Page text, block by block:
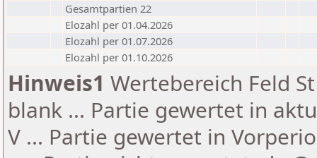
Gesamtpartien 22
Elozahl per 01.04.2026
Elozahl per 01.07.2026
Elozahl per 01.10.2026
Hinweis1 Wertebereich Feld
blank ... Partie gewertet in
V ... Partie gewertet in